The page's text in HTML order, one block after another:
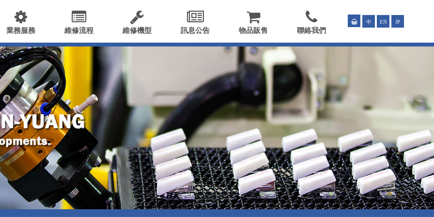
業務服務 維修流程 維修機型 訊息公告 物品販售 聯絡我們
中 EN JP